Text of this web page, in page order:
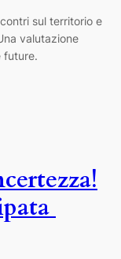
sul territorio e
valutazione
future.